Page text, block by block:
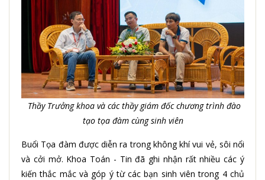
Thầy Trưởng khoa và các thầy giám đốc chương trình đào
tạo tọa đàm cùng sinh viên
Buổi Tọa đàm được diễn ra trong không khí vui vẻ, sôi nổi
và cởi mở. Khoa Toán - Tin đã ghi nhận rất nhiều các ý
kiến thắc mắc và góp ý từ các bạn sinh viên trong 4 chủ